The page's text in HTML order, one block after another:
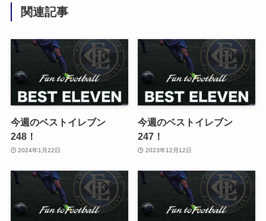
関連記事
今週のベストイレブン
248！
2024年1月22日
今週のベストイレブン
247！
2023年12月12日